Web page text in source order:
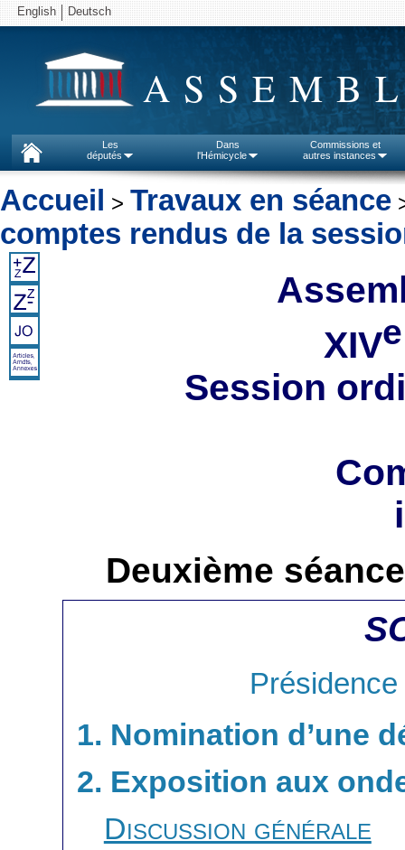
English Deutsch
Les
députés
Dans
l'Hémicycle
Commissions et
autres instances
Accueil > Travaux en séance
comptes rendus de la
XIVe
Session
Deuxième
1. Nomination d’une
2. Exposition aux
Discussion générale